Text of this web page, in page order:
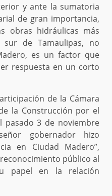
y ante la sumatoria
de gran importancia,
obras hidráulicas más
de Tamaulipas, no
es un factor que
respuesta en un corto
de la Cámara
la Construcción por el
pasado 3 de noviembre
gobernador hizo
en Ciudad Madero”,
público al
papel en la relación